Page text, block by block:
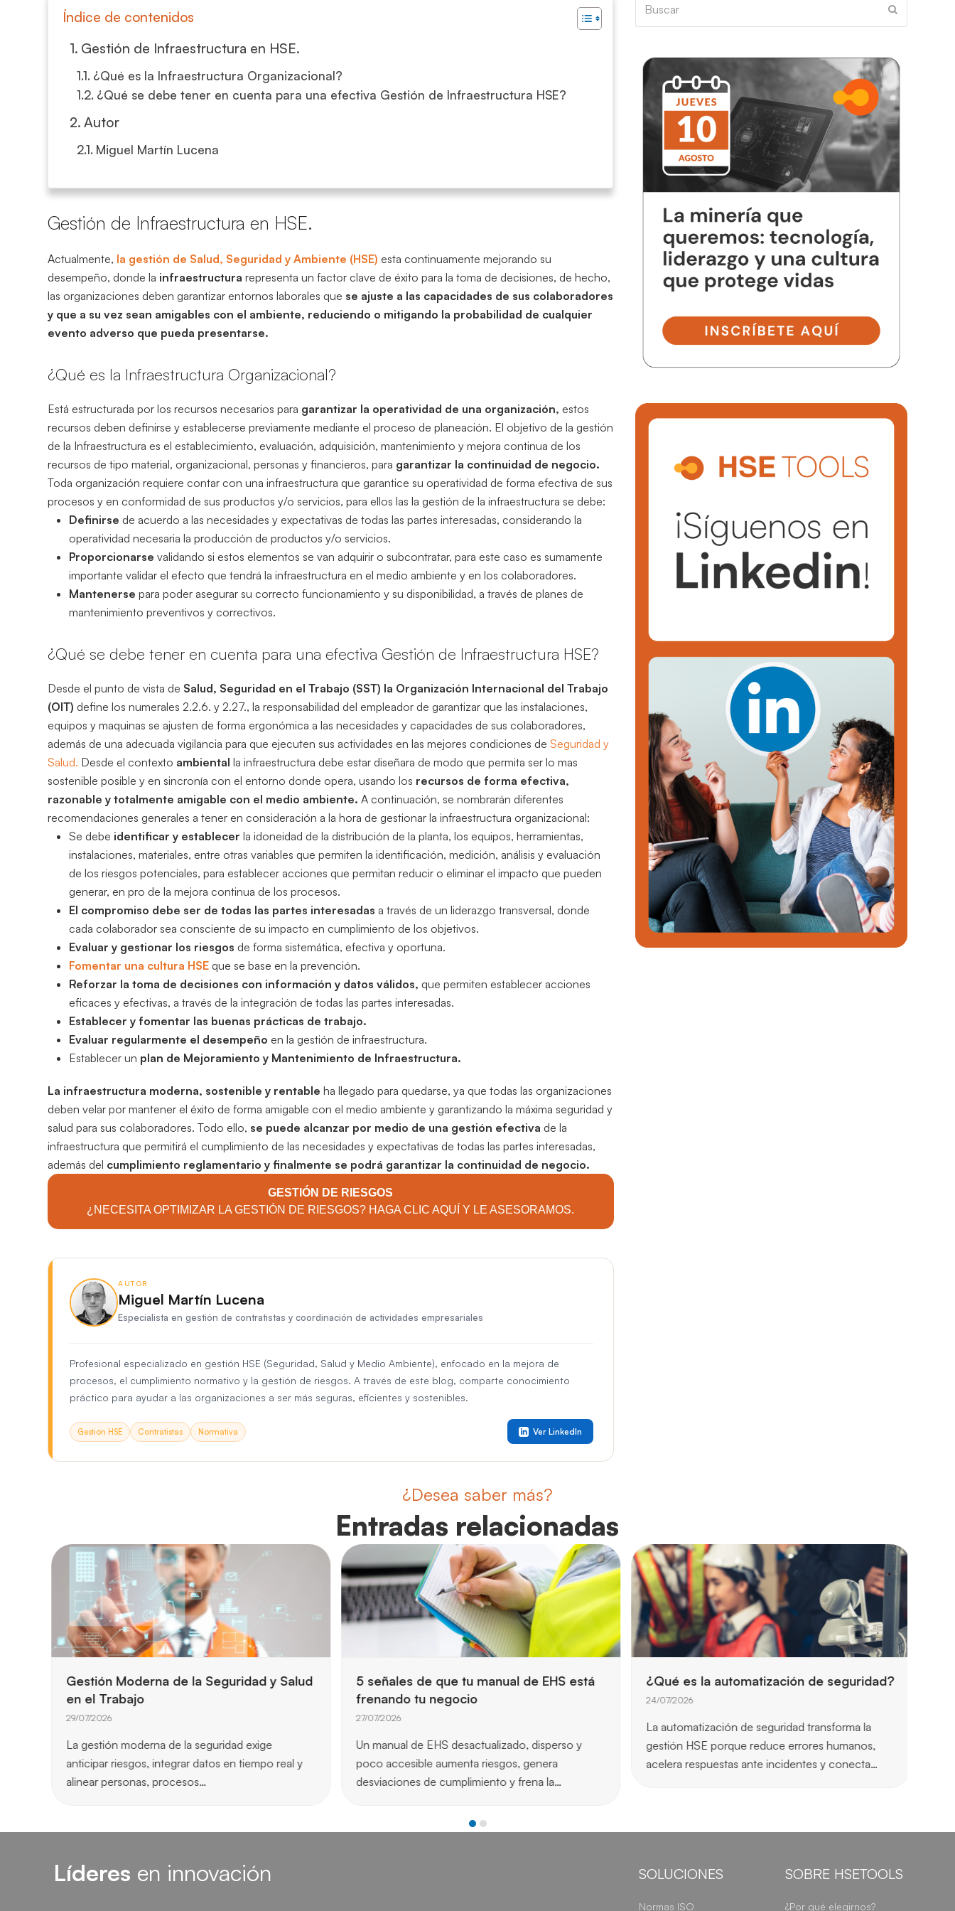
Índice de contenidos
Gestión de Infraestructura en HSE.
¿Qué es la Infraestructura Organizacional?
¿Qué se debe tener en cuenta para una efectiva Gestión de Infraestructura HSE?
Autor
Miguel Martín Lucena
Gestión de Infraestructura en HSE.
Actualmente, la gestión de Salud, Seguridad y Ambiente (HSE) esta continuamente mejorando su
desempeño, donde la infraestructura representa un factor clave de éxito para la toma de decisiones, de hecho,
las organizaciones deben garantizar entornos laborales que se ajuste a las capacidades de sus colaboradores
y que a su vez sean amigables con el ambiente, reduciendo o mitigando la probabilidad de cualquier
evento adverso que pueda presentarse.
¿Qué es la Infraestructura Organizacional?
Está estructurada por los recursos necesarios para garantizar la operatividad de una organización, estos
recursos deben definirse y establecerse previamente mediante el proceso de planeación. El objetivo de la gestión
de la Infraestructura es el establecimiento, evaluación, adquisición, mantenimiento y mejora continua de los
recursos de tipo material, organizacional, personas y financieros, para garantizar la continuidad de negocio.
Toda organización requiere contar con una infraestructura que garantice su operatividad de forma efectiva de sus
procesos y en conformidad de sus productos y/o servicios, para ellos las la gestión de la infraestructura se debe:
Definirse de acuerdo a las necesidades y expectativas de todas las partes interesadas, considerando la
operatividad necesaria la producción de productos y/o servicios.
Proporcionarse validando si estos elementos se van adquirir o subcontratar, para este caso es sumamente
importante validar el efecto que tendrá la infraestructura en el medio ambiente y en los colaboradores.
Mantenerse para poder asegurar su correcto funcionamiento y su disponibilidad, a través de planes de
mantenimiento preventivos y correctivos.
¿Qué se debe tener en cuenta para una efectiva Gestión de Infraestructura HSE?
Desde el punto de vista de Salud, Seguridad en el Trabajo (SST) la Organización Internacional del Trabajo
(OIT) define los numerales 2.2.6. y 2.27., la responsabilidad del empleador de garantizar que las instalaciones,
equipos y maquinas se ajusten de forma ergonómica a las necesidades y capacidades de sus colaboradores,
además de una adecuada vigilancia para que ejecuten sus actividades en las mejores condiciones deSeguridad y
Salud. Desde el contexto ambiental la infraestructura debe estar diseñara de modo que permita ser lo mas
sostenible posible y en sincronía con el entorno donde opera, usando los recursos de forma efectiva,
razonable y totalmente amigable con el medio ambiente.A continuación, se nombrarán diferentes
recomendaciones generales a tener en consideración a la hora de gestionar la infraestructura organizacional:
Se debe identificar y establecer la idoneidad de la distribución de la planta, los equipos, herramientas,
instalaciones, materiales, entre otras variables que permiten la identificación, medición, análisis y evaluación
de los riesgos potenciales, para establecer acciones que permitan reducir o eliminar el impacto que pueden
generar, en pro de la mejora continua de los procesos.
El compromiso debe ser de todas las partes interesadas a través de un liderazgo transversal, donde
cada colaborador sea consciente de su impacto en cumplimiento de los objetivos.
Evaluar y gestionar los riesgos de forma sistemática, efectiva y oportuna.
Fomentar una cultura HSE que se base en la prevención.
Reforzar la toma de decisiones con información y datos válidos, que permiten establecer acciones
eficaces y efectivas, a través de la integración de todas las partes interesadas.
Establecer y fomentar las buenas prácticas de trabajo.
Evaluar regularmente el desempeño en la gestión de infraestructura.
Establecer un plan de Mejoramiento y Mantenimiento de Infraestructura.
La infraestructura moderna, sostenible y rentable ha llegado para quedarse, ya que todas las organizaciones
deben velar por mantener el éxito de forma amigable con el medio ambiente y garantizando la máxima seguridad y
salud para sus colaboradores. Todo ello, se puede alcanzar por medio de una gestión efectiva de la
infraestructura que permitirá el cumplimiento de las necesidades y expectativas de todas las partes interesadas,
además del cumplimiento reglamentario y finalmente se podrá garantizar la continuidad de negocio.
GESTIÓN DE RIESGOS
¿NECESITA OPTIMIZAR LA GESTIÓN DE RIESGOS? HAGA CLIC AQUÍ Y LE ASESORAMOS.
AUTOR
Miguel Martín Lucena
Especialista en gestión de contratistas y coordinación de actividades empresariales
Profesional especializado en gestión HSE (Seguridad, Salud y Medio Ambiente), enfocado en la mejora de
procesos, el cumplimiento normativo y la gestión de riesgos. A través de este blog, comparte conocimiento
práctico para ayudar a las organizaciones a ser más seguras, eficientes y sostenibles.
Gestión HSE Contratistas Normativa Ver LinkedIn
¿Desea saber más?
Entradas relacionadas
Gestión Moderna de la Seguridad y Salud
en el Trabajo
29/07/2026
La gestión moderna de la seguridad exige
anticipar riesgos, integrar datos en tiempo real y
alinear personas, procesos…
5 señales de que tu manual de EHS está
frenando tu negocio
27/07/2026
Un manual de EHS desactualizado, disperso y
poco accesible aumenta riesgos, genera
desviaciones de cumplimiento y frena la…
¿Qué es la automatización de seguridad?
24/07/2026
La automatización de seguridad transforma la
gestión HSE porque reduce errores humanos,
acelera respuestas ante incidentes y conecta…
Líderes en innovación SOLUCIONES
Normas ISO
SOBRE HSETOOLS
¿Por qué elegirnos?